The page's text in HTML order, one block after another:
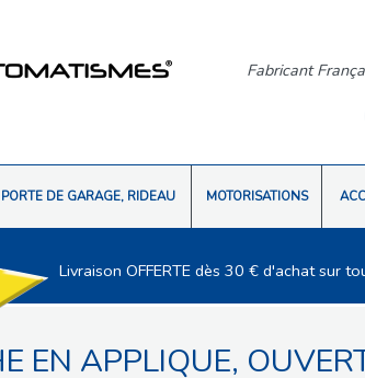
Fabricant
PORTE DE GARAGE, RIDEAU MOTORISATIONS
Livraison OFFERTE dès 30 € d'achat sur
EN APPLIQUE,